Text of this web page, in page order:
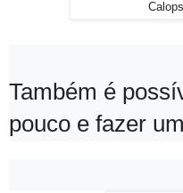
Também é
pouco e fazer